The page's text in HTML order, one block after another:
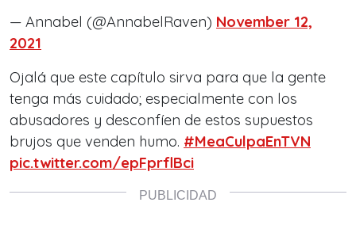
— Annabel (@AnnabelRaven) November 12,
2021
Ojalá que este capítulo sirva para que la gente
tenga más cuidado; especialmente con los
abusadores y desconfíen de estos supuestos
brujos que venden humo. #MeaCulpaEnTVN
pic.twitter.com/epFprflBci